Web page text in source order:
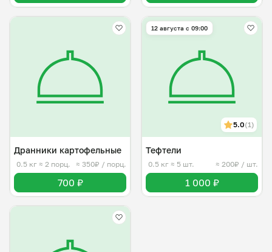
Дранники картофельные
0.5 кг ≈ 2 порц. ≈ 350₽ / порц.
700 ₽
12 августа с 09:00
5.0(1)
Тефтели
0.5 кг ≈ 5 шт. ≈ 200₽ / шт.
1 000 ₽